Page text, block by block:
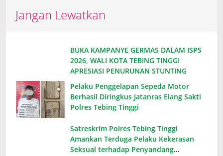
Jangan Lewatkan
BUKA KAMPANYE GERMAS DALAM ISPS
2026, WALI KOTA TEBING TINGGI
APRESIASI PENURUNAN STUNTING
Pelaku Penggelapan Sepeda Motor
Berhasil Diringkus Jatanras Elang Sakti
Polres Tebing Tinggi
Satreskrim Polres Tebing Tinggi
Amankan Terduga Pelaku Kekerasan
Seksual terhadap Penyandang